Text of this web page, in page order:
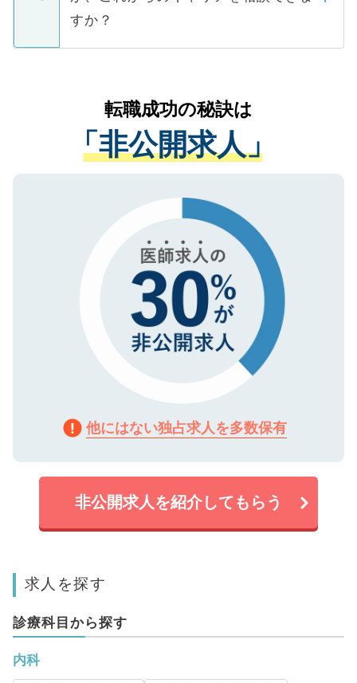
ています。
ご本人のキャリアアップおよび転職活動の
支援を目的に使用いたします。お預かりし
ているすべての個人データはご本人の許可
は、個人情報の取り扱いについての厳密な
管理基準を満たした事業者のみに付与され
る、プライバシーマークを取得済みです。
で、機密保持に関してもご安心ください。
すか？
かがいして、現在の医療機関の状況や紹介
経験をまじえながら、適切なアドバイスを
させていただきます。すぐにご転職をされ
ない方には、長期的なサポートが可能です
ので、まずはご登録ください。
転職成功の秘訣は
「非公開求人」
他にはない独占求人を多数保有
非公開求人を紹介してもらう
求人を探す
診療科目から探す
内科